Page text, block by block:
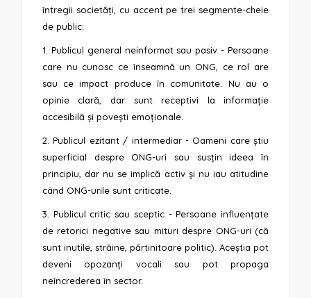
întregii societăți, cu accent pe trei segmente-cheie
de public:
1. Publicul general neinformat sau pasiv - Persoane
care nu cunosc ce înseamnă un ONG, ce rol are
sau ce impact produce în comunitate. Nu au o
opinie clară, dar sunt receptivi la informație
accesibilă și povești emoționale.
2. Publicul ezitant / intermediar - Oameni care știu
superficial despre ONG-uri sau susțin ideea în
principiu, dar nu se implică activ și nu iau atitudine
când ONG-urile sunt criticate.
3. Publicul critic sau sceptic - Persoane influențate
de retorici negative sau mituri despre ONG-uri (că
sunt inutile, străine, părtinitoare politic). Aceștia pot
deveni opozanți vocali sau pot propaga
neîncrederea în sector.